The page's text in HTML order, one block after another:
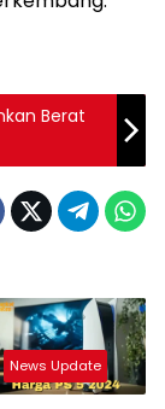
Berat
News Update